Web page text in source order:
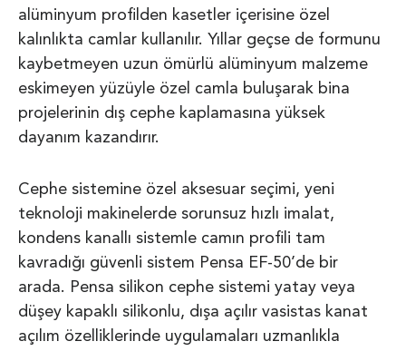
alüminyum profilden kasetler içerisine özel
kalınlıkta camlar kullanılır. Yıllar geçse de formunu
kaybetmeyen uzun ömürlü alüminyum malzeme
eskimeyen yüzüyle özel camla buluşarak bina
projelerinin dış cephe kaplamasına yüksek
dayanım kazandırır.
Cephe sistemine özel aksesuar seçimi, yeni
teknoloji makinelerde sorunsuz hızlı imalat,
kondens kanallı sistemle camın profili tam
kavradığı güvenli sistem Pensa EF-50’de bir
arada. Pensa silikon cephe sistemi yatay veya
düşey kapaklı silikonlu, dışa açılır vasistas kanat
açılım özelliklerinde uygulamaları uzmanlıkla